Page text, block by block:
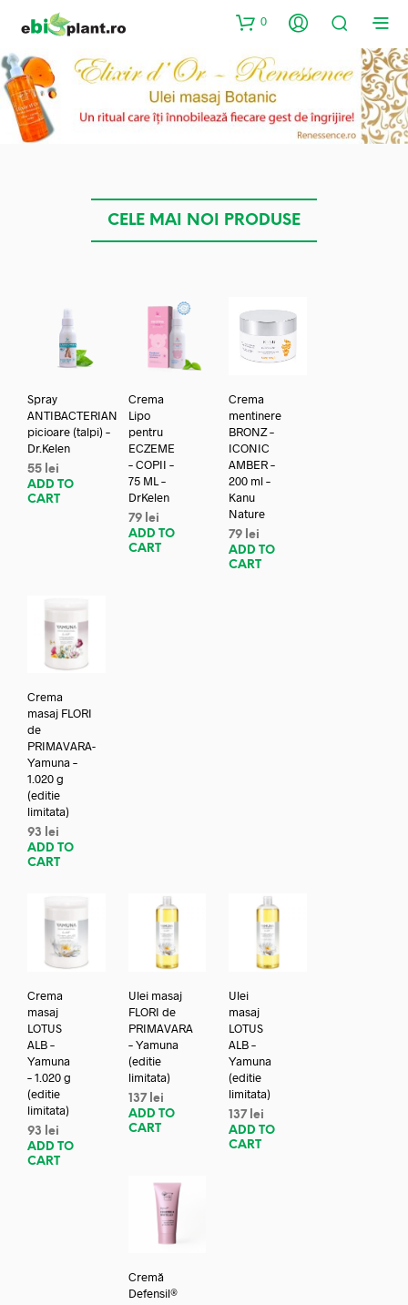
0
CELE MAI NOI PRODUSE
Spray
ANTIBACTERIAN
picioare (talpi) –
Dr.Kelen
55 lei
ADD TO
CART
Crema
Lipo
pentru
ECZEME
– COPII –
75 ML –
DrKelen
79 lei
ADD TO
CART
Crema
mentinere
BRONZ –
ICONIC
AMBER –
200 ml –
Kanu
Nature
79 lei
ADD TO
CART
Crema
masaj FLORI
de
PRIMAVARA-
Yamuna –
1.020 g
(editie
limitata)
93
lei
ADD TO
CART
Crema
masaj
LOTUS
ALB –
Yamuna
– 1.020 g
(editie
limitata)
93
lei
ADD TO
CART
Ulei masaj
FLORI de
PRIMAVARA
– Yamuna
(editie
limitata)
137 lei
ADD TO
CART
Ulei
masaj
LOTUS
ALB –
Yamuna
(editie
limitata)
137 lei
ADD TO
CART
Cremă
Defensil®